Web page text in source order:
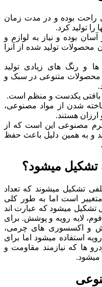
راحت بوده و در مدت زمان
را تولید کرد.
بوده و نیاز به لوازم و
تولید شده از آنرا
و رنگ های زیادی تولید
محصولات متنوعی در سبک و
بافتی یکدست و منظم است.
شدن از مواد مصنوعی،
هستند.
مصنوعی این است که از
و به همین دلیل باعث حفظ
تشکیل میشود؟
تشکیل میشوند که تعداد
متغییر است اما به طور کلی
3 الی 5 لایه ی اصل تشکیل میشود که عبارت اند
لایه رویه و پوشش. برای
و اکسسوری های چرمی،
استفاده میشود اما برای
ها که نیازمند مقاومت و